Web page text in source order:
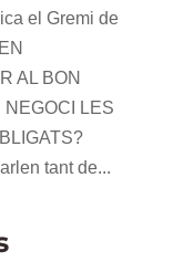
el Gremi de
AL BON
LES
tant de...